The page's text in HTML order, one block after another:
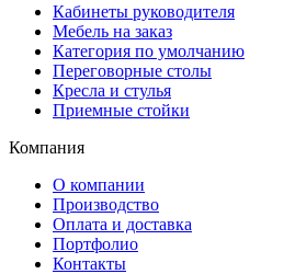
Кабинеты руководителя
Мебель на заказ
Категория по умолчанию
Переговорные столы
Кресла и стулья
Приемные стойки
Компания
О компании
Производство
Оплата и доставка
Портфолио
Контакты